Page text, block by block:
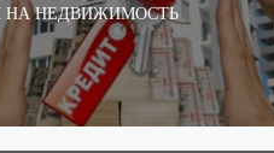
НА НЕДВИЖИМОСТЬ